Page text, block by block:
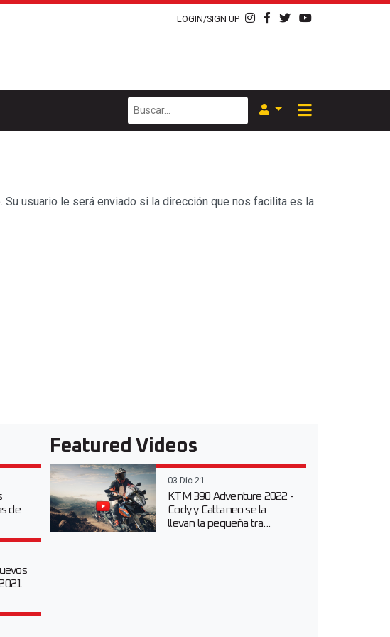
LOGIN/SIGN UP
usuario le será enviado si la dirección que nos facilita es la
de
Featured Videos
03 Dic 21
KTM 390 Adventure 2022 -
Cody y Cattaneo se la
llevan la pequeña tra...